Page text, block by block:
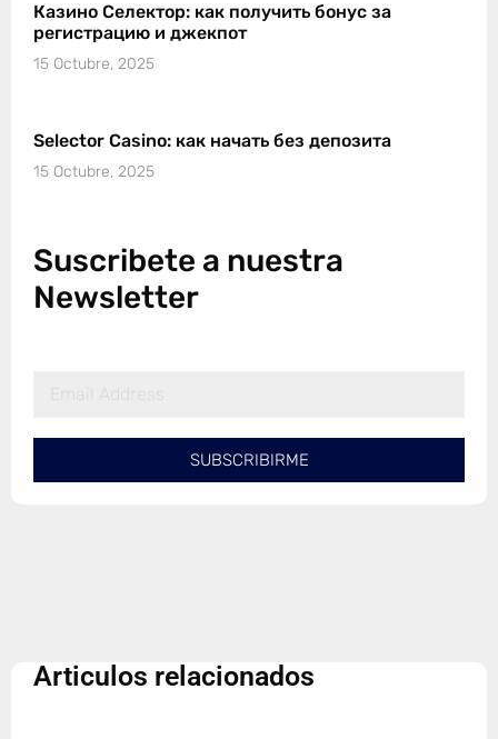
Казино Селектор: как получить бонус за
регистрацию и джекпот
15 Octubre, 2025
Selector Casino: как начать без депозита
15 Octubre, 2025
Suscribete a nuestra
Newsletter
SUBSCRIBIRME
Articulos relacionados